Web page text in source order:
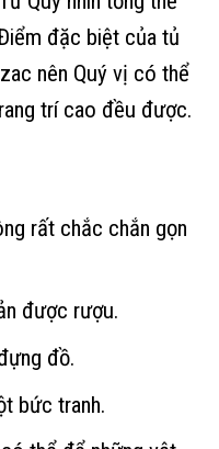
đặc biệt của tủ
nên Quý vị có thể
trí cao đều được.
rất chắc chắn gọn
được rượu.
đồ.
bức tranh.